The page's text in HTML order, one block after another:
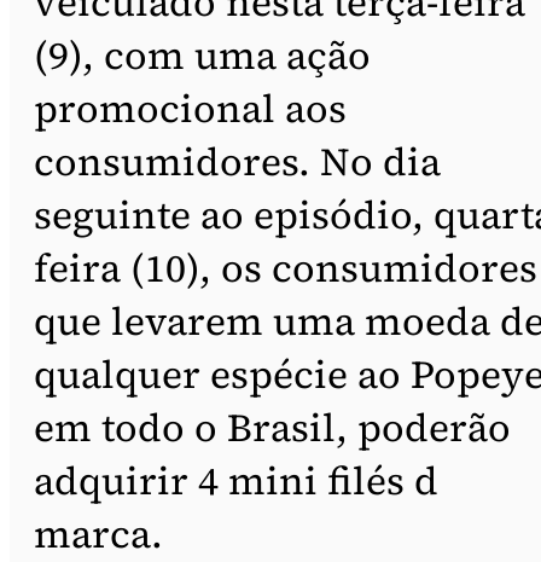
(9), com uma ação
promocional aos
consumidores. No dia
seguinte ao episódio,
feira (10), os consumidores
que levarem uma moeda
qualquer espécie ao
em todo o Brasil, poderão
adquirir 4 mini filés d
marca.